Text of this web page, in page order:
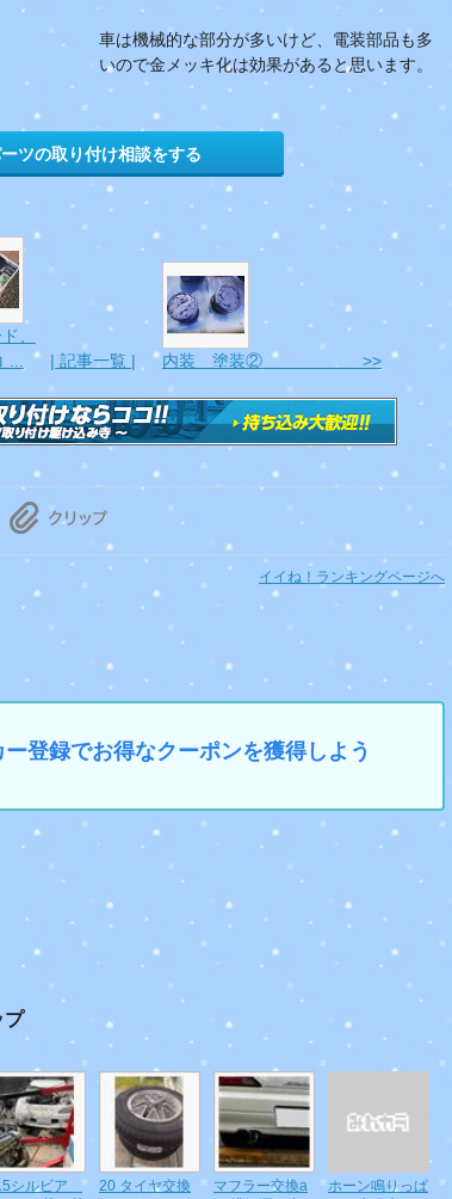
車は機械的な部分が多いけど、電装部品も多
いので金メッキ化は効果があると思います。
ツの取り付け相談をする
、
...
| 記事一覧 | 内装 塗装② >>
イイね！ランキングページへ
登録でお得なクーポンを獲得しよう
プ
シルビア
20 タイヤ交換
マフラー交換a
ホーン鳴りっぱ